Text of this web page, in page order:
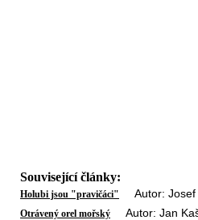
Související články:
Holubi jsou "pravičáci" Autor: Josef
Otrávený orel mořský Autor: Jan